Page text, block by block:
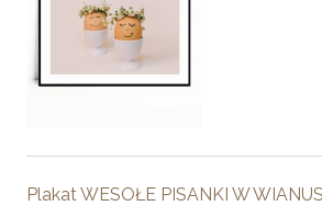
Plakat WESOŁE PISANKI W